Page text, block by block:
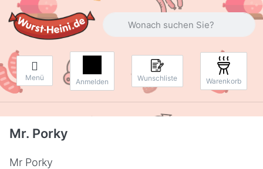
Geben Sie einen Suchbegriff ein.
Menü Anmelden Wunschliste Warenkorb
Mr. Porky
Mr Porky